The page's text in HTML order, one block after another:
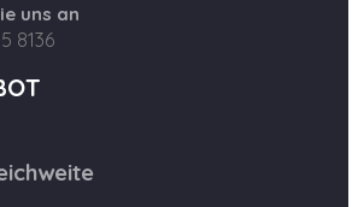
uns an
8136